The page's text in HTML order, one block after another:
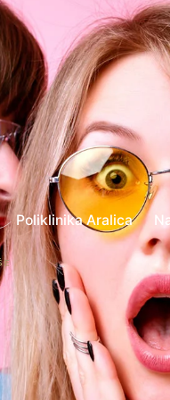
Poliklinika Aralica